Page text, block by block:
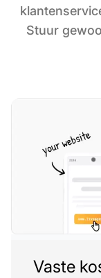
Stuur
Vaste